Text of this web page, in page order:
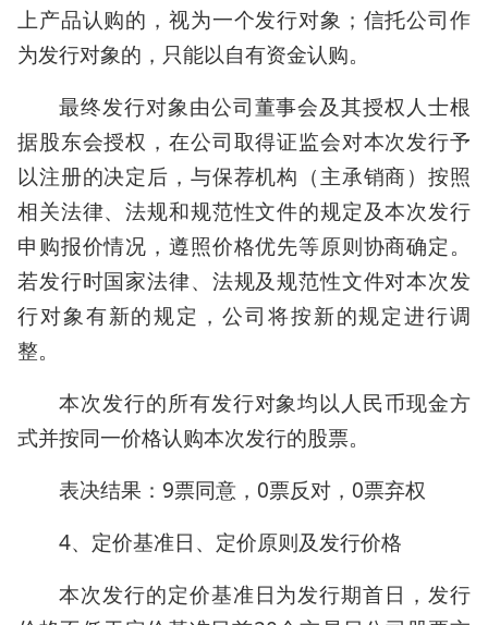
上产品认购的，视为一个发行对象；信托公司作
为发行对象的，只能以自有资金认购。
最终发行对象由公司董事会及其授权人士根
据股东会授权，在公司取得证监会对本次发行予
以注册的决定后，与保荐机构（主承销商）按照
相关法律、法规和规范性文件的规定及本次发行
申购报价情况，遵照价格优先等原则协商确定。
若发行时国家法律、法规及规范性文件对本次发
行对象有新的规定，公司将按新的规定进行调
整。
本次发行的所有发行对象均以人民币现金方
式并按同一价格认购本次发行的股票。
表决结果：9票同意，0票反对，0票弃权
4、定价基准日、定价原则及发行价格
本次发行的定价基准日为发行期首日，发行